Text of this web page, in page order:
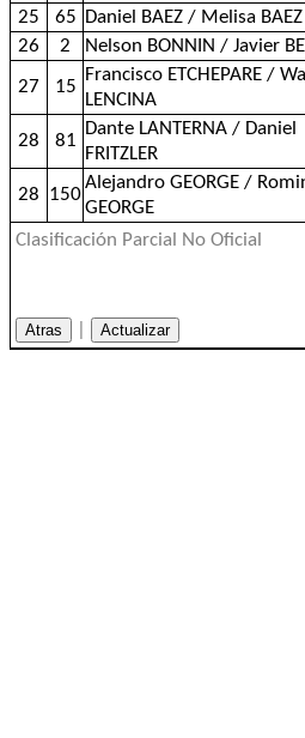
25 65 Daniel BAEZ / Melisa BAEZ
26
2 Nelson BONNIN / Javier
27
15
Francisco ETCHEPARE /
LENCINA
28 81
Dante LANTERNA / Daniel
FRITZLER
28 150
Alejandro GEORGE /
GEORGE
Clasificación Parcial No Oficial